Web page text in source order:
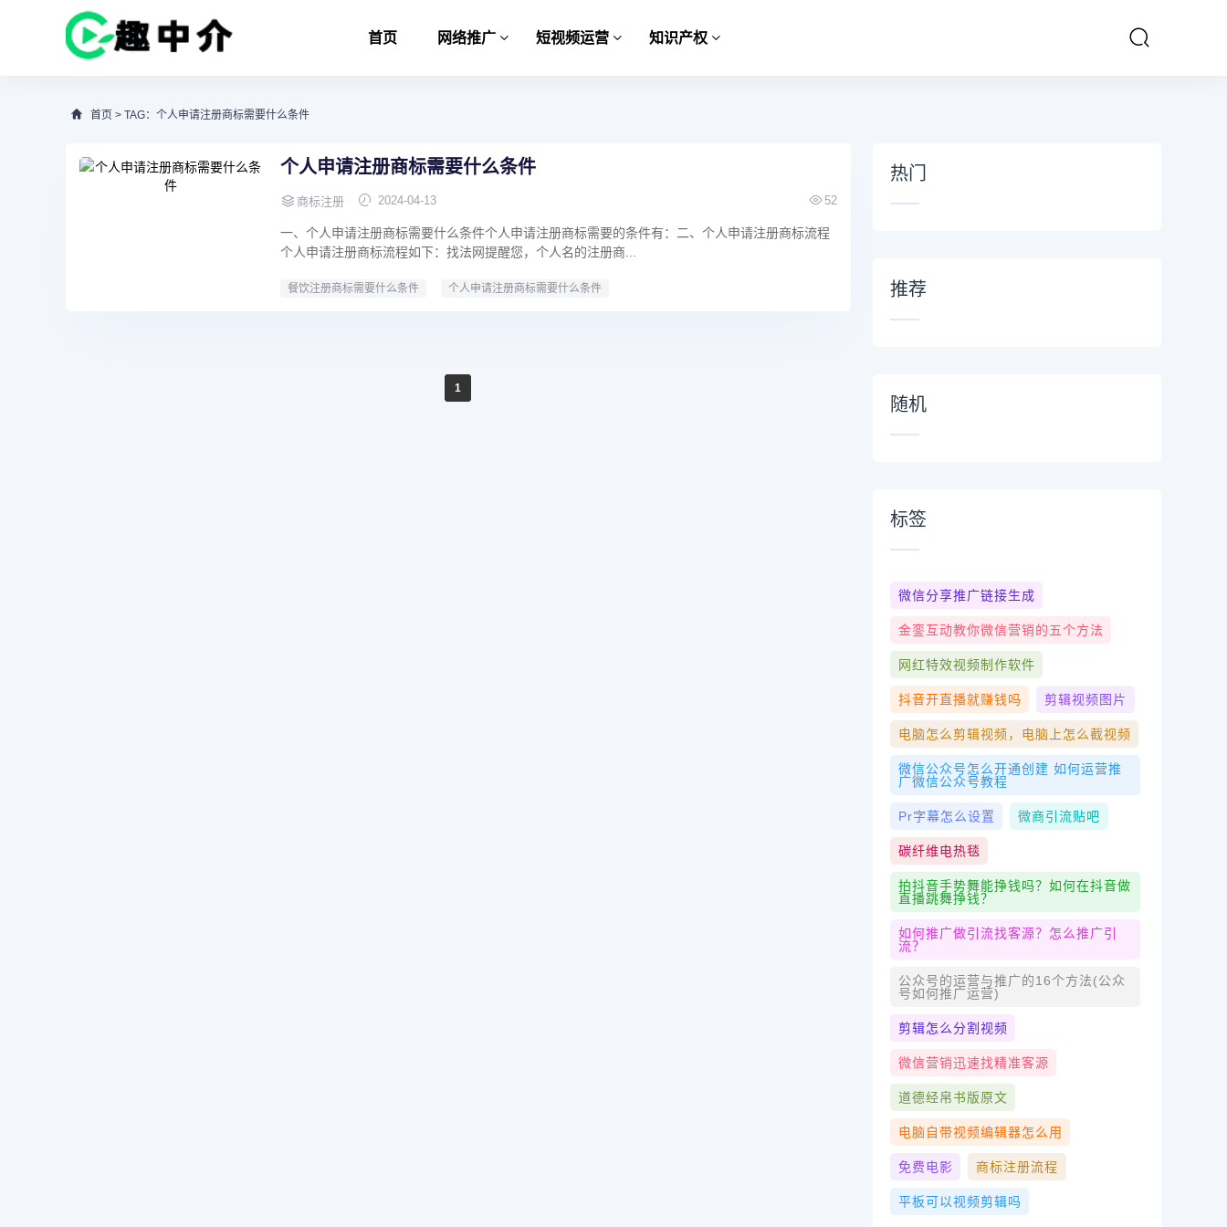
首页 网络推广 短视频运营 知识产权
首页 > TAG：个人申请注册商标需要什么条件
个人申请注册商标需要什么条件
商标注册 2024-04-13 52
一、个人申请注册商标需要什么条件个人申请注册商标需要的条件有：二、个人申请注册商标流程
个人申请注册商标流程如下：找法网提醒您，个人名的注册商...
餐饮注册商标需要什么条件 个人申请注册商标需要什么条件
1
热门
推荐
随机
标签
微信分享推广链接生成
金銮互动教你微信营销的五个方法
网红特效视频制作软件
抖音开直播就赚钱吗 剪辑视频图片
电脑怎么剪辑视频，电脑上怎么截视频
微信公众号怎么开通创建 如何运营推
广微信公众号教程
Pr字幕怎么设置 微商引流贴吧
碳纤维电热毯
拍抖音手势舞能挣钱吗？如何在抖音做
直播跳舞挣钱？
如何推广做引流找客源？怎么推广引
流？
公众号的运营与推广的16个方法(公众
号如何推广运营)
剪辑怎么分割视频
微信营销迅速找精准客源
道德经帛书版原文
电脑自带视频编辑器怎么用
免费电影 商标注册流程
平板可以视频剪辑吗